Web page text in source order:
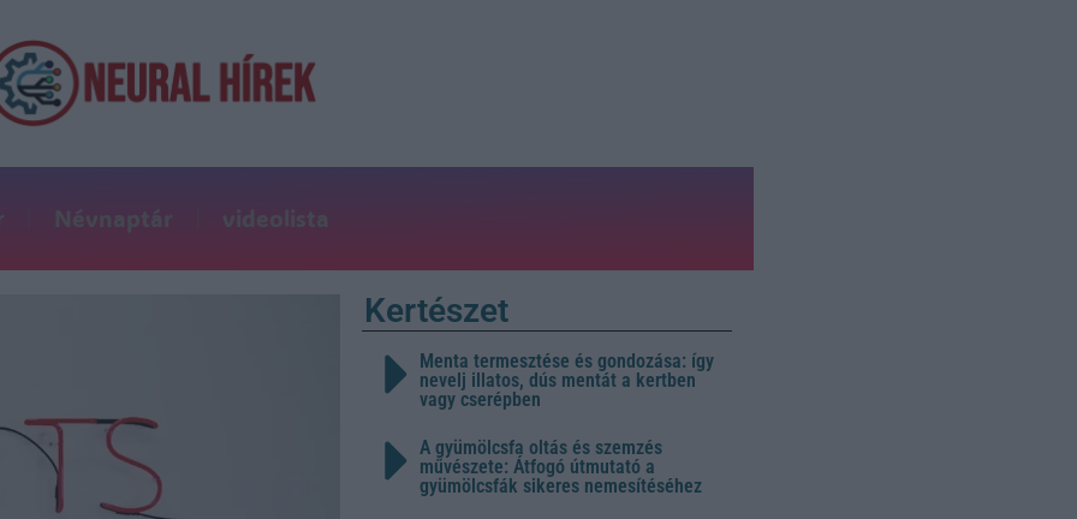
Névnaptár videolista
Kertészet
Menta termesztése és gondozása: így
nevelj illatos, dús mentát a kertben
vagy cserépben
A gyümölcsfa oltás és szemzés
művészete: Átfogó útmutató a
gyümölcsfák sikeres nemesítéséhez